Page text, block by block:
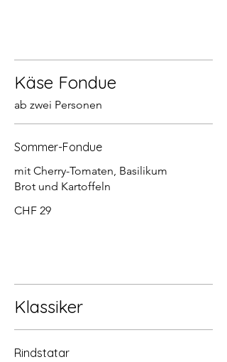
Käse Fondue
ab zwei Personen
Sommer-Fondue
mit Cherry-Tomaten, Basilikum
Brot und Kartoffeln
CHF 29
Klassiker
Rindstatar